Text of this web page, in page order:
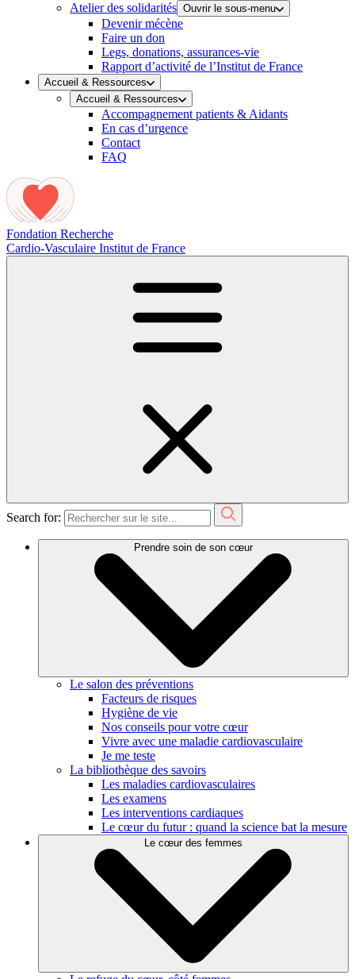
Atelier des solidarités Ouvrir le sous-menu
Devenir mécène
Faire un don
Legs, donations, assurances-vie
Rapport d’activité de l’Institut de France
Accueil & Ressources
Accueil & Ressources
Accompagnement patients & Aidants
En cas d’urgence
Contact
FAQ
Fondation Recherche
Cardio-Vasculaire Institut de France
Search for:
Prendre soin de son cœur
Le salon des préventions
Facteurs de risques
Hygiène de vie
Nos conseils pour votre cœur
Vivre avec une maladie cardiovasculaire
Je me teste
La bibliothèque des savoirs
Les maladies cardiovasculaires
Les examens
Les interventions cardiaques
Le cœur du futur : quand la science bat la mesure
Le cœur des femmes